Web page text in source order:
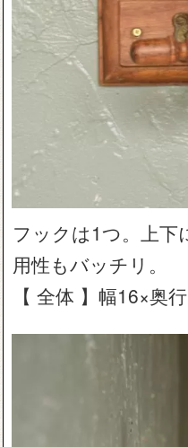
フックは1つ。上下
用性もバッチリ。
【 全体 】幅16×奥